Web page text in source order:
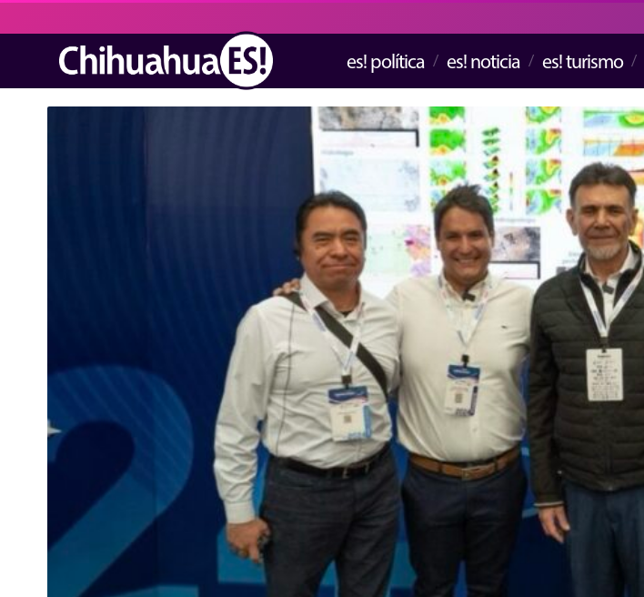
es! política es! noticia es! turismo